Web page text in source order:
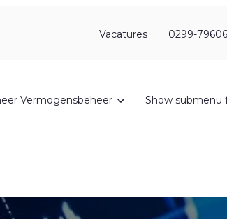
Vacatures 0299-
Vermogensbeheer Show submenu